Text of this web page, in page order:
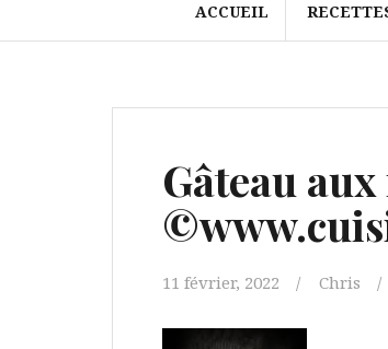
ACCUEIL
Gâteau
11 février, 2022 Chris